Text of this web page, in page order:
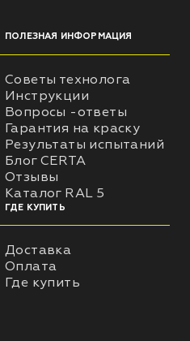
ПОЛЕЗНАЯ ИНФОРМАЦИЯ
Советы технолога
Инструкции
Вопросы -ответы
Гарантия на краску
Результаты испытаний
Блог CERTA
Отзывы
Каталог RAL 5
ГДЕ КУПИТЬ
Доставка
Оплата
Где купить